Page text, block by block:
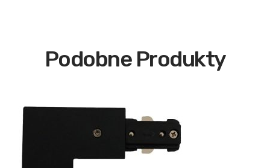
Podobne Produkty